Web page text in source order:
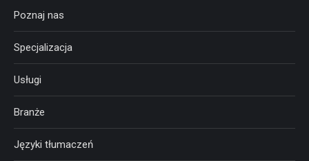
Poznaj nas
Specjalizacja
Usługi
Branże
Języki tłumaczeń